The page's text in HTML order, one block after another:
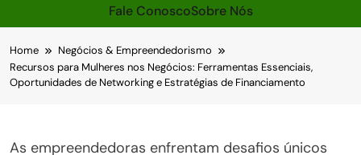
Fale ConoscoSobre Nós
to
content
Home
Negócios & Empreendedorismo
Recursos para Mulheres nos Negócios: Ferramentas Essenciais,
Oportunidades de Networking e Estratégias de Financiamento
As empreendedoras enfrentam desafios únicos